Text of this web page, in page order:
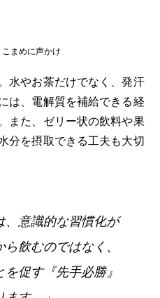
まめに声かけ
水やお茶だけでなく、発汗
は、電解質を補給できる経
また、ゼリー状の飲料や果
分を摂取できる工夫も大切
、意識的な習慣化が
飲むのではなく、
促す『先手必勝』